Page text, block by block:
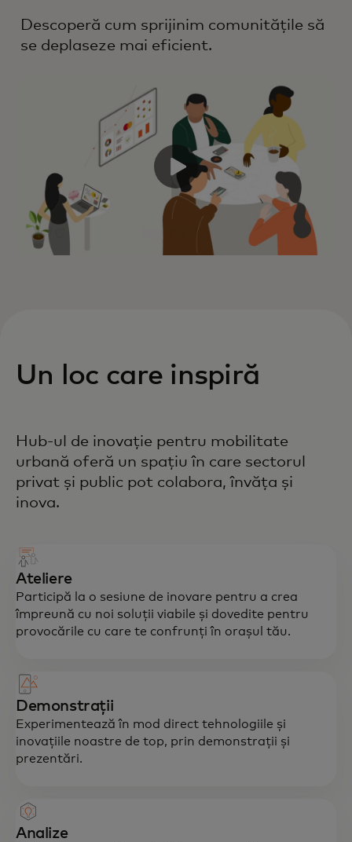
Descoperă cum sprijinim comunitățile să
se deplaseze mai eficient.
Un loc care inspiră
Hub-ul de inovație pentru mobilitate
urbană oferă un spațiu în care sectorul
privat și public pot colabora, învăța și
inova.
Ateliere
Participă la o sesiune de inovare pentru a crea
împreună cu noi soluții viabile și dovedite pentru
provocările cu care te confrunți în orașul tău.
Demonstrații
Experimentează în mod direct tehnologiile și
inovațiile noastre de top, prin demonstrații și
prezentări.
Analize